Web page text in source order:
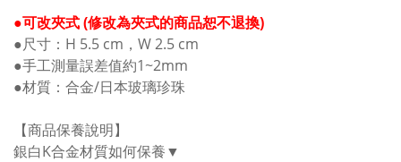
●可改夾式 (修改為夾式的商品恕不退換)
●尺寸：H 5.5 cm，W 2.5 cm
●手工測量誤差值約1~2mm
●材質：合金/日本玻璃珍珠
【商品保養說明】
銀白K合金材質如何保養▼